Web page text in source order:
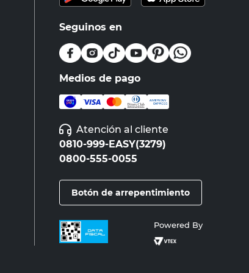
Seguinos en
Medios de pago
Atención al cliente
0810-999-EASY(3279)
0800-555-0055
Botón de arrepentimiento
Powered By